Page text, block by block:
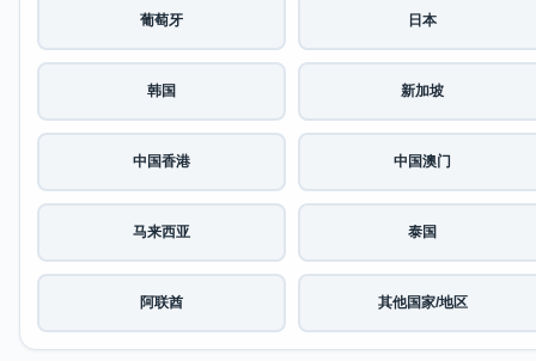
葡萄牙 日本
韩国 新加坡
中国香港 中国澳门
马来西亚 泰国
阿联酋 其他国家/地区